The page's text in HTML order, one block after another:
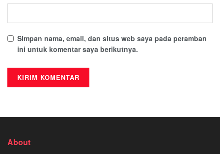
Simpan nama, email, dan situs web saya pada peramban
ini untuk komentar saya berikutnya.
About